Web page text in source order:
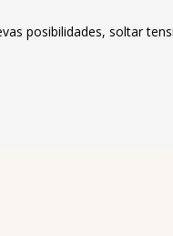
posibilidades, soltar